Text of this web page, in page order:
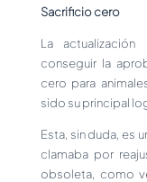
Sacrificio cero
La
conseguir la
cero para
sido su principal
Esta, sin duda, es
clamaba por
obsoleta, como